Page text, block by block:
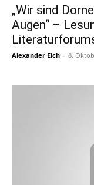
„Wir sind
Augen“ –
Alexander Eich - 8.